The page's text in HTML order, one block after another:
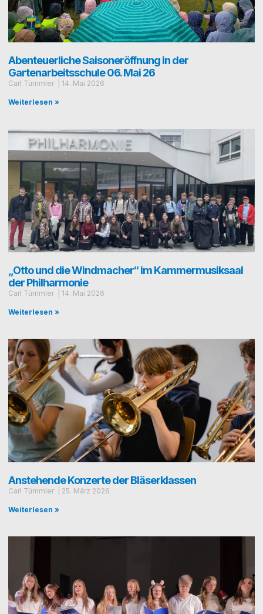
Abenteuerliche Saisoneröffnung in der
Gartenarbeitsschule 06. Mai 26
Carl Tümmler 14. Mai 2026
Weiterlesen »
„Otto und die Windmacher“ im Kammermusiksaal
der Philharmonie
Carl Tümmler 14. Mai 2026
Weiterlesen »
Anstehende Konzerte der Bläserklassen
Carl Tümmler 25. März 2026
Weiterlesen »